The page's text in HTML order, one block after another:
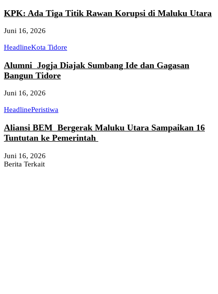
KPK: Ada Tiga Titik Rawan Korupsi di Maluku Utara
Juni 16, 2026
HeadlineKota Tidore
Alumni Jogja Diajak Sumbang Ide dan Gagasan
Bangun Tidore
Juni 16, 2026
HeadlinePeristiwa
Aliansi BEM Bergerak Maluku Utara Sampaikan 16
Tuntutan ke Pemerintah
Juni 16, 2026
Berita Terkait